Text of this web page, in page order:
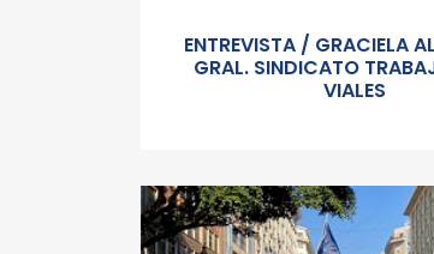
ENTREVISTA / GRACIELA
GRAL. SINDICATO
VIALES